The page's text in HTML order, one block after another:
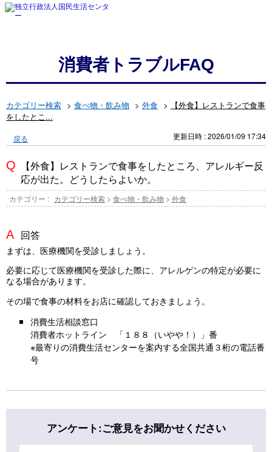
消費者トラブルFAQ
カテゴリー検索 > 食べ物・飲み物 > 外食 >
【外食】レストランで食事
をしたとこ...
戻る 更新日時 : 2026/01/09 17:34
【外食】レストランで食事をしたところ、アレルギー反
応が出た。どうしたらよいか。
カテゴリー : カテゴリー検索 > 食べ物・飲み物 > 外食
回答
まずは、医療機関を受診しましょう。
必要に応じて医療機関を受診した際に、アレルゲンの特定が必要に
なる場合があります。
その場で食事の材料をお店に確認しておきましょう。
消費生活相談窓口
消費者ホットライン 「１８８（いやや！）」番
※最寄りの消費生活センターを案内する全国共通３桁の電話番
号
アンケート:ご意見をお聞かせください